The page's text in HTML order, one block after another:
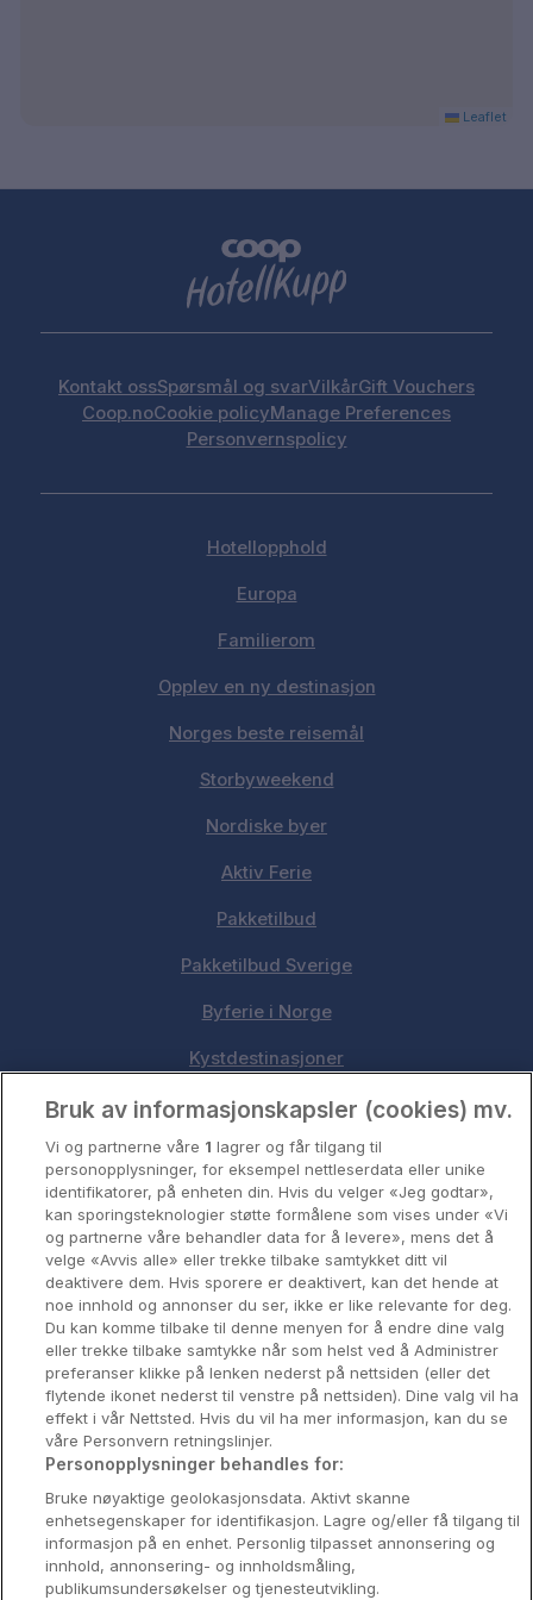
Leaflet
Kontakt ossSpørsmål og svarVilkårGift Vouchers
Coop.noCookie policyManage Preferences
Personvernspolicy
Hotellopphold
Europa
Familierom
Opplev en ny destinasjon
Norges beste reisemål
Storbyweekend
Nordiske byer
Aktiv Ferie
Pakketilbud
Pakketilbud Sverige
Byferie i Norge
Kystdestinasjoner
Oslo
Stavanger
Bergen
Utforsk Norden
Om Coop HotellKupp
Konkurranse
Koselig avbrekk
Velvære i var
Premiumhotell
Venninnetur
Bruk av informasjonskapsler (cookies) mv.
Vi og partnerne våre 1 lagrer og får tilgang til
personopplysninger, for eksempel nettleserdata eller unike
identifikatorer, på enheten din. Hvis du velger «Jeg godtar»,
kan sporingsteknologier støtte formålene som vises under «Vi
og partnerne våre behandler data for å levere», mens det å
velge «Avvis alle» eller trekke tilbake samtykket ditt vil
deaktivere dem. Hvis sporere er deaktivert, kan det hende at
noe innhold og annonser du ser, ikke er like relevante for deg.
Du kan komme tilbake til denne menyen for å endre dine valg
eller trekke tilbake samtykke når som helst ved å Administrer
preferanser klikke på lenken nederst på nettsiden (eller det
flytende ikonet nederst til venstre på nettsiden). Dine valg vil ha
effekt i vår Nettsted. Hvis du vil ha mer informasjon, kan du se
våre Personvern retningslinjer.
Personopplysninger behandles for:
Bruke nøyaktige geolokasjonsdata. Aktivt skanne
enhetsegenskaper for identifikasjon. Lagre og/eller få tilgang til
informasjon på en enhet. Personlig tilpasset annonsering og
innhold, annonsering- og innholdsmåling,
publikumsundersøkelser og tjenesteutvikling.